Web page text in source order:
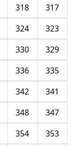
317
318
323
324
329
330
335
336
341
342
347
348
353
354